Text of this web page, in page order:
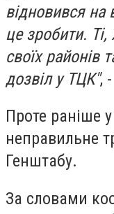
відновився на
це зробити.
своїх районів
дозвіл у ТЦК",
Проте раніше
неправильне
Генштабу.
За словами